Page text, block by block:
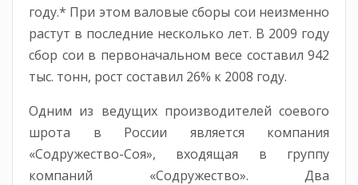
году.* При этом валовые сборы сои неизменно
растут в последние несколько лет. В 2009 году
сбор сои в первоначальном весе составил 942
тыс. тонн, рост составил 26% к 2008 году.
Одним из ведущих производителей соевого
шрота в России является компания
«Содружество-Соя», входящая в группу
компаний «Содружество». Два